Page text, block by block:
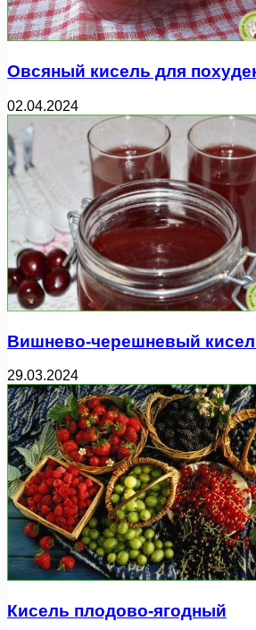
Овсяный кисель для
02.04.2024
Вишнево-черешневый
29.03.2024
Кисель плодово-ягодный